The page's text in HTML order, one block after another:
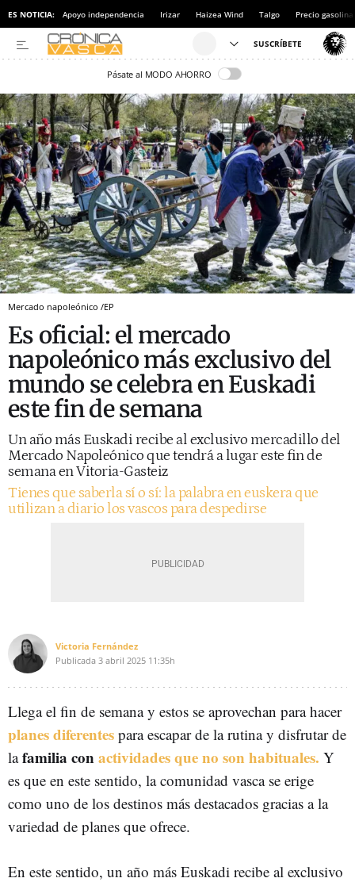
ES NOTICIA: Apoyo independencia Irizar Haizea Wind Talgo Precio gasolina
Pásate al MODO AHORRO
Mercado napoleónico /EP
Es oficial: el mercado
napoleónico más exclusivo del
mundo se celebra en Euskadi
este fin de semana
Un año más Euskadi recibe al exclusivo mercadillo del
Mercado Napoleónico que tendrá a lugar este fin de
semana en Vitoria-Gasteiz
Tienes que saberla sí o sí: la palabra en euskera que
utilizan a diario los vascos para despedirse
Victoria Fernández
Publicada 3 abril 2025 11:35h
Llega el fin de semana y estos se aprovechan para hacer
planes diferentes para escapar de la rutina y disfrutar de
lafamilia conactividades que no son habituales. Y
es que en este sentido, la comunidad vasca se erige
como uno de los destinos más destacados gracias a la
variedad de planes que ofrece.
En este sentido, un año más Euskadi recibe al exclusivo